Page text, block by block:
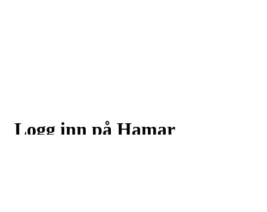
Logg inn på Hamar